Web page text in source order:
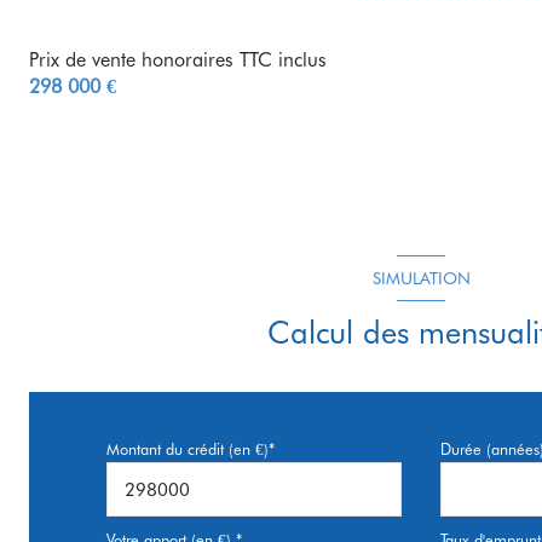
Prix de vente honoraires TTC inclus
298 000 €
SIMULATION
Calcul des
Montant du crédit (en €)* Durée